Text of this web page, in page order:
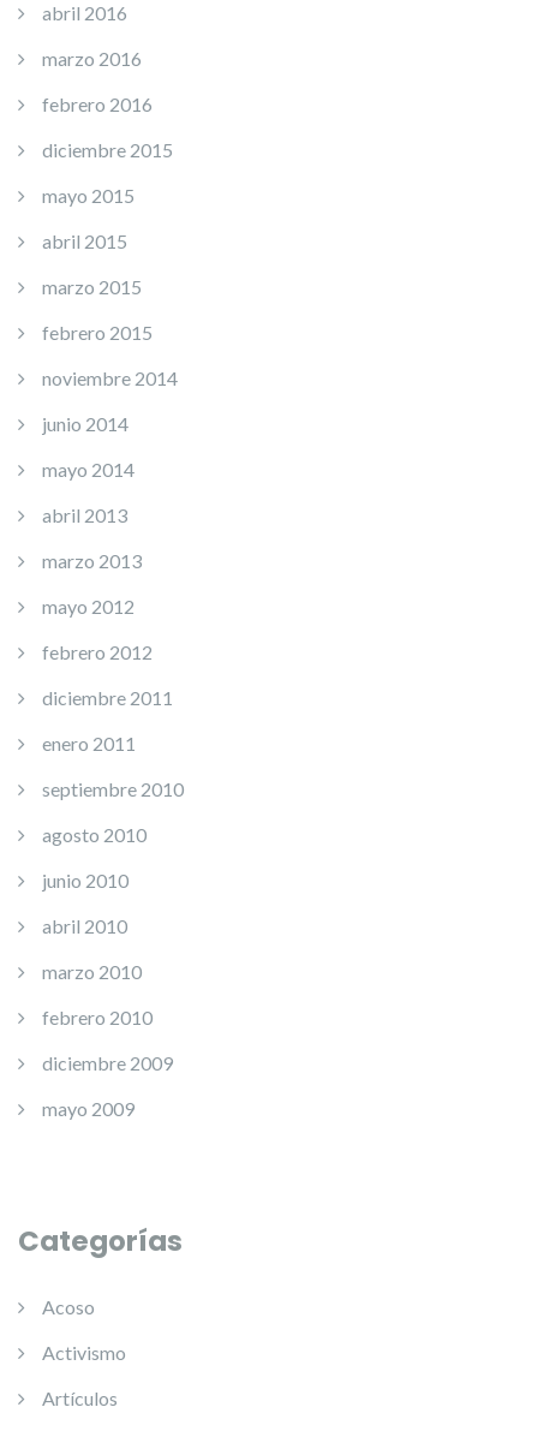
abril 2016
marzo 2016
febrero 2016
diciembre 2015
mayo 2015
abril 2015
marzo 2015
febrero 2015
noviembre 2014
junio 2014
mayo 2014
abril 2013
marzo 2013
mayo 2012
febrero 2012
diciembre 2011
enero 2011
septiembre 2010
agosto 2010
junio 2010
abril 2010
marzo 2010
febrero 2010
diciembre 2009
mayo 2009
Categorías
Acoso
Activismo
Artículos